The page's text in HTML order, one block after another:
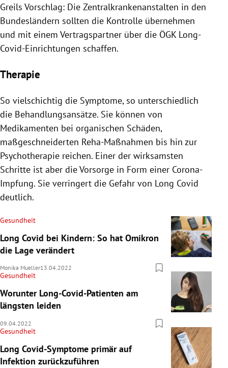
Greils Vorschlag: Die Zentralkrankenanstalten in den
Bundesländern sollten die Kontrolle übernehmen
und mit einem Vertragspartner über die ÖGK Long-
Covid-Einrichtungen schaffen.
Therapie
So vielschichtig die Symptome, so unterschiedlich
die Behandlungsansätze. Sie können von
Medikamenten bei organischen Schäden,
maßgeschneiderten Reha-Maßnahmen bis hin zur
Psychotherapie reichen. Einer der wirksamsten
Schritte ist aber die Vorsorge in Form einer Corona-
Impfung. Sie verringert die Gefahr von Long Covid
deutlich.
Gesundheit
Long Covid bei Kindern: So hat Omikron
die Lage verändert
Monika Mueller13.04.2022
Gesundheit
Worunter Long-Covid-Patienten am
längsten leiden
09.04.2022
Gesundheit
Long Covid-Symptome primär auf
Infektion zurückzuführen